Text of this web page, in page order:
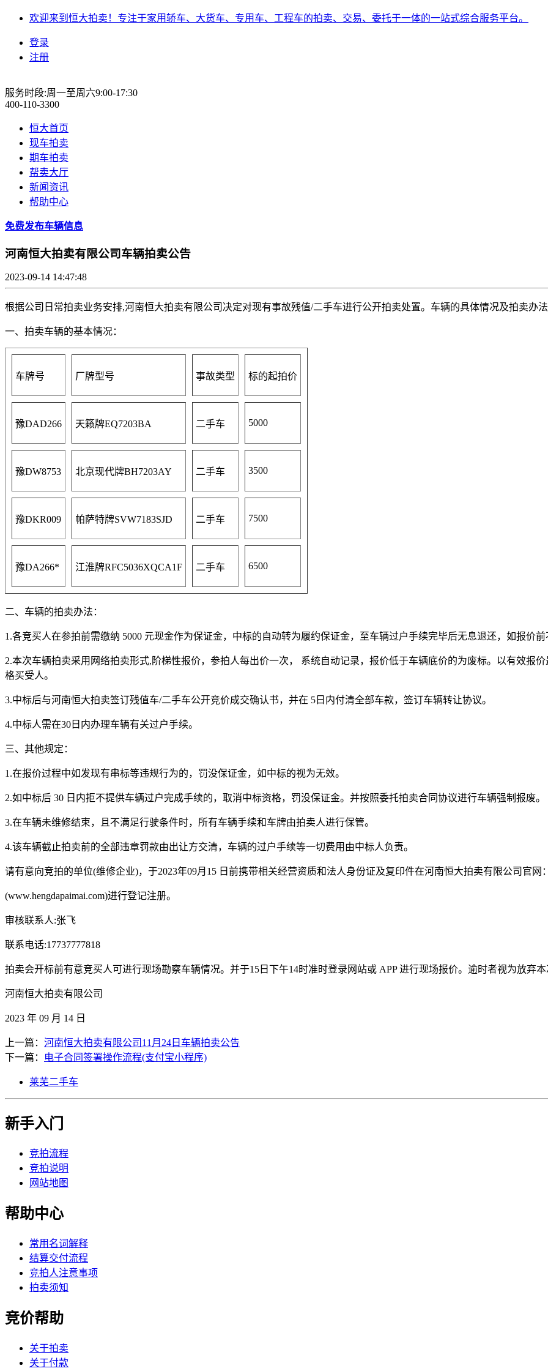
欢迎来到恒大拍卖！专注于家用轿车、大货车、专用车、工程车的拍卖、交易、委托于一体的一站式综合服务平台。
登录
注册
服务时段:周一至周六9:00-17:30
400-110-3300
恒大首页
现车拍卖
期车拍卖
帮卖大厅
新闻资讯
帮助中心
免费发布车辆信息
河南恒大拍卖有限公司车辆拍卖公告
2023-09-14 14:47:48
根据公司日常拍卖业务安排,河南恒大拍卖有限公司决定对现有事故残值/二手车进行公开拍卖处置。车辆的具体情况及拍卖办
一、拍卖车辆的基本情况：
车牌号 厂牌型号 事故类型 标的起拍价
豫DAD266 天籁牌EQ7203BA 二手车 5000
豫DW8753 北京现代牌BH7203AY 二手车 3500
豫DKR009 帕萨特牌SVW7183SJD 二手车 7500
豫DA266* 江淮牌RFC5036XQCA1F 二手车 6500
二、车辆的拍卖办法：
1.各竞买人在参拍前需缴纳 5000 元现金作为保证金，中标的自动转为履约保证金，至车辆过户手续完毕后无息退还，如报价
2.本次车辆拍卖采用网络拍卖形式,阶梯性报价，参拍人每出价一次， 系统自动记录，报价低于车辆底价的为废标。以有效报
格买受人。
3.中标后与河南恒大拍卖签订残值车/二手车公开竞价成交确认书，并在 5日内付清全部车款，签订车辆转让协议。
4.中标人需在30日内办理车辆有关过户手续。
三、其他规定：
1.在报价过程中如发现有串标等违规行为的，罚没保证金，如中标的视为无效。
2.如中标后 30 日内拒不提供车辆过户完成手续的，取消中标资格，罚没保证金。并按照委托拍卖合同协议进行车辆强制报废。
3.在车辆未维修结束，且不满足行驶条件时，所有车辆手续和车牌由拍卖人进行保管。
4.该车辆截止拍卖前的全部违章罚款由出让方交清，车辆的过户手续等一切费用由中标人负责。
请有意向竞拍的单位(维修企业)，于2023年09月15 日前携带相关经营资质和法人身份证及复印件在河南恒大拍卖有限公司官网
(www.hengdapaimai.com)进行登记注册。
审核联系人:张飞
联系电话:17737777818
拍卖会开标前有意竞买人可进行现场勘察车辆情况。并于15日下午14时准时登录网站或 APP 进行现场报价。逾时者视为放弃
河南恒大拍卖有限公司
2023 年 09 月 14 日
上一篇： 河南恒大拍卖有限公司11月24日车辆拍卖公告
下一篇：
电子合同签署操作流程(支付宝小程序)
莱芜二手车
新手入门
竞拍流程
竞拍说明
网站地图
帮助中心
常用名词解释
结算交付流程
竞拍人注意事项
拍卖须知
竞价帮助
关于拍卖
关于付款